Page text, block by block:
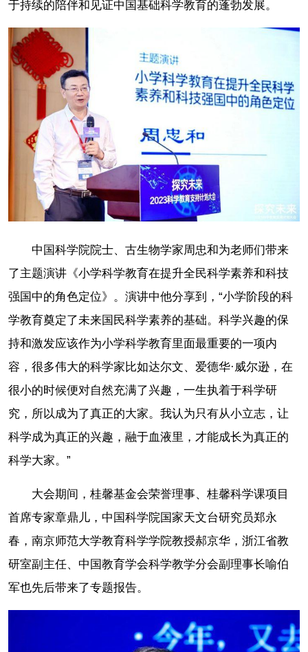
于持续的陪伴和见证中国基础科学教育的蓬勃发展。
中国科学院院士、古生物学家周忠和为老师们带来
了主题演讲《小学科学教育在提升全民科学素养和科技
强国中的角色定位》。演讲中他分享到，“小学阶段的科
学教育奠定了未来国民科学素养的基础。科学兴趣的保
持和激发应该作为小学科学教育里面最重要的一项内
容，很多伟大的科学家比如达尔文、爱德华·威尔逊，在
很小的时候便对自然充满了兴趣，一生执着于科学研
究，所以成为了真正的大家。我认为只有从小立志，让
科学成为真正的兴趣，融于血液里，才能成长为真正的
科学大家。”
大会期间，桂馨基金会荣誉理事、桂馨科学课项目
首席专家章鼎儿，中国科学院国家天文台研究员郑永
春，南京师范大学教育科学学院教授郝京华，浙江省教
研室副主任、中国教育学会科学教学分会副理事长喻伯
军也先后带来了专题报告。